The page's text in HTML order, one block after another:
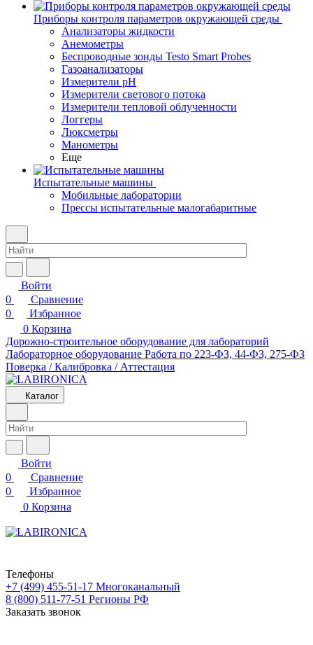
Приборы контроля параметров окружающей среды
Анализаторы жидкости
Анемометры
Беспроводные зонды Testo Smart Probes
Газоанализаторы
Измерители pH
Измерители светового потока
Измерители тепловой облученности
Логгеры
Люксметры
Манометры
Еще
Испытательные машины
Мобильные лаборатории
Прессы испытательные малогабаритные
Войти
0
Сравнение
0
Избранное
0 Корзина
Дорожно-строительное оборудование для лабораторий
Лабораторное оборудование Работа по 223-ФЗ, 44-ФЗ, 275-ФЗ
Поверка / Калибровка / Аттестация
Каталог
Войти
0
Сравнение
0
Избранное
0 Корзина
Телефоны
+7 (499) 455-51-17 Многоканальный
8 (800) 511-77-51 Регионы РФ
Заказать звонок